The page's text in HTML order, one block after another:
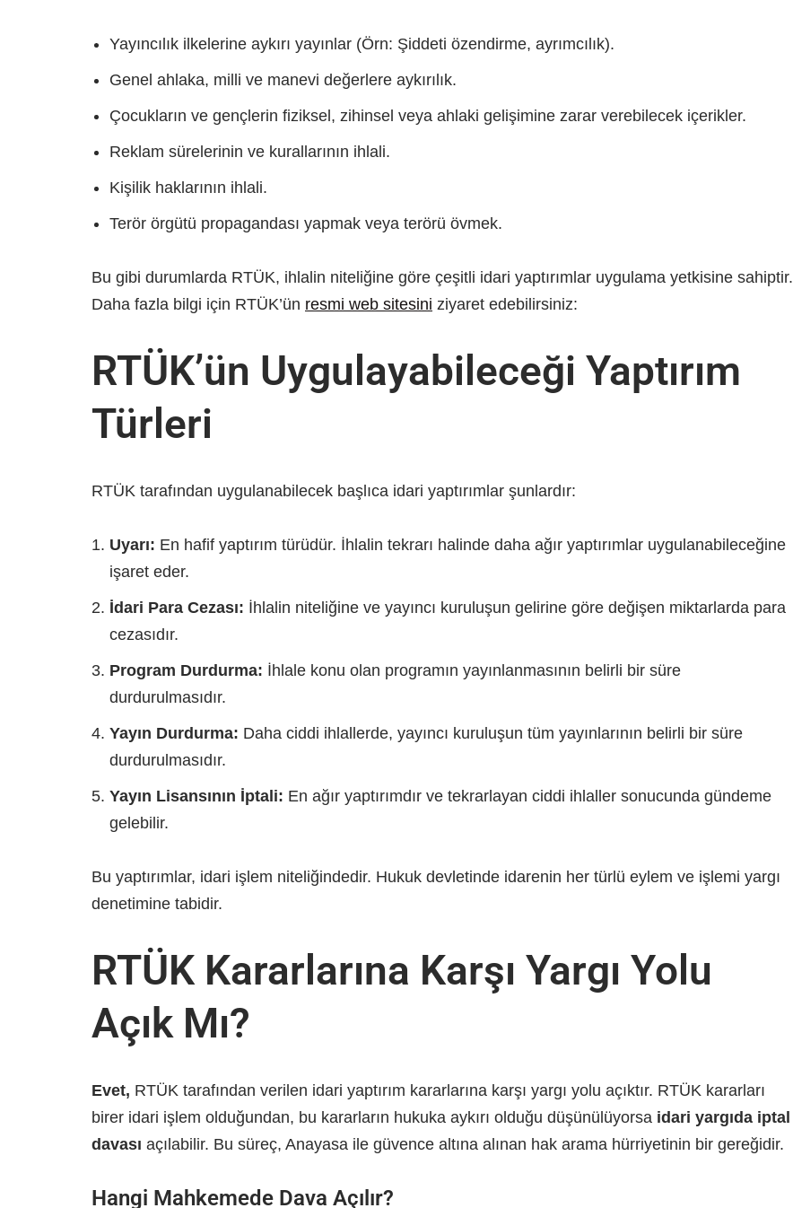
Yayıncılık ilkelerine aykırı yayınlar (Örn: Şiddeti özendirme, ayrımcılık).
Genel ahlaka, milli ve manevi değerlere aykırılık.
Çocukların ve gençlerin fiziksel, zihinsel veya ahlaki gelişimine zarar verebilecek içerikler.
Reklam sürelerinin ve kurallarının ihlali.
Kişilik haklarının ihlali.
Terör örgütü propagandası yapmak veya terörü övmek.
Bu gibi durumlarda RTÜK, ihlalin niteliğine göre çeşitli idari yaptırımlar uygulama yetkisine sahiptir.
Daha fazla bilgi için RTÜK’ün resmi web sitesini ziyaret edebilirsiniz:
RTÜK’ün Uygulayabileceği Yaptırım
Türleri
RTÜK tarafından uygulanabilecek başlıca idari yaptırımlar şunlardır:
Uyarı: En hafif yaptırım türüdür. İhlalin tekrarı halinde daha ağır yaptırımlar uygulanabileceğine
işaret eder.
İdari Para Cezası: İhlalin niteliğine ve yayıncı kuruluşun gelirine göre değişen miktarlarda para
cezasıdır.
Program Durdurma: İhlale konu olan programın yayınlanmasının belirli bir süre
durdurulmasıdır.
Yayın Durdurma: Daha ciddi ihlallerde, yayıncı kuruluşun tüm yayınlarının belirli bir süre
durdurulmasıdır.
Yayın Lisansının İptali: En ağır yaptırımdır ve tekrarlayan ciddi ihlaller sonucunda gündeme
gelebilir.
Bu yaptırımlar, idari işlem niteliğindedir. Hukuk devletinde idarenin her türlü eylem ve işlemi yargı
denetimine tabidir.
RTÜK Kararlarına Karşı Yargı Yolu
Açık Mı?
Evet, RTÜK tarafından verilen idari yaptırım kararlarına karşı yargı yolu açıktır. RTÜK kararları
birer idari işlem olduğundan, bu kararların hukuka aykırı olduğu düşünülüyorsa idari yargıda iptal
davası açılabilir. Bu süreç, Anayasa ile güvence altına alınan hak arama hürriyetinin bir gereğidir.
Hangi Mahkemede Dava Açılır?